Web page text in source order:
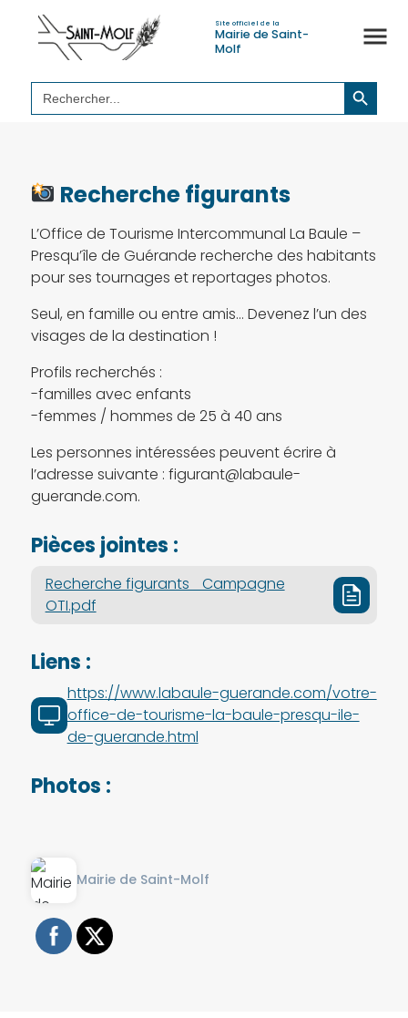
Site officiel de la
Mairie de Saint-
Molf
Search
for:
Search Button
Recherche figurants
L’Office de Tourisme Intercommunal La Baule –
Presqu’île de Guérande recherche des habitants
pour ses tournages et reportages photos.
Seul, en famille ou entre amis… Devenez l’un des
visages de la destination !
Profils recherchés :
-familles avec enfants
-femmes / hommes de 25 à 40 ans
Les personnes intéressées peuvent écrire à
l’adresse suivante : figurant@labaule-
guerande.com.
Pièces jointes :
Recherche figurants _Campagne
OTI.pdf
Liens :
https://www.labaule-guerande.com/votre-
office-de-tourisme-la-baule-presqu-ile-
de-guerande.html
Photos :
Mairie de Saint-Molf